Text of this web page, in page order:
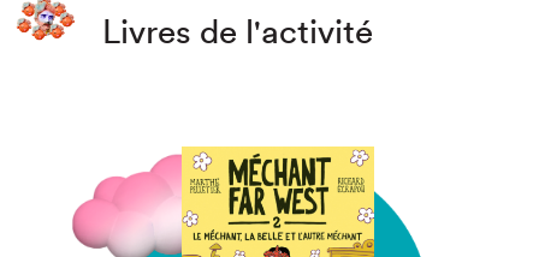
Livres de l'activité